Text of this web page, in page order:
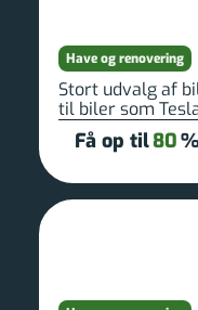
Have og renovering
Stort udvalg af
til biler som
Få op til80